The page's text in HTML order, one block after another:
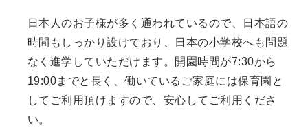
日本人のお子様が多く通われているので、日本語の
時間もしっかり設けており、日本の小学校へも問題
なく進学していただけます。開園時間が7:30から
19:00までと長く、働いているご家庭には保育園と
してご利用頂けますので、安心してご利用くださ
い。